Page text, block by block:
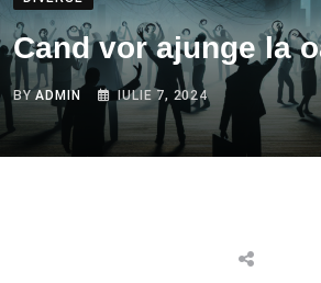
Cand vor ajunge la
BYADMIN IULIE 7, 2024